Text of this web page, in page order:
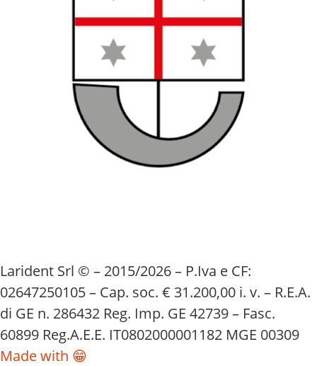
Larident Srl © – 2015/2026 – P.Iva e CF:
02647250105 – Cap. soc. € 31.200,00 i. v. – R.E.A.
di GE n. 286432 Reg. Imp. GE 42739 – Fasc.
60899 Reg.A.E.E. IT0802000001182 MGE 00309
Made with 😁